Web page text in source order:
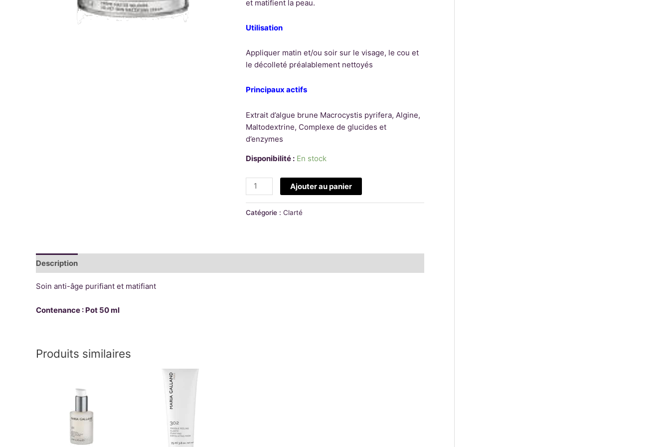
et matifient la peau.
Utilisation
Appliquer matin et/ou soir sur le visage, le cou et
le décolleté préalablement nettoyés
Principaux actifs
Extrait d’algue brune Macrocystis pyrifera, Algine,
Maltodextrine, Complexe de glucides et
d’enzymes
Disponibilité : En stock
Ajouter au panier
Catégorie : Clarté
Description
Soin anti-âge purifiant et matifiant
Contenance : Pot 50 ml
Produits similaires